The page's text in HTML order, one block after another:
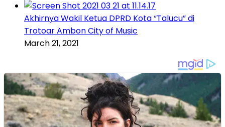
Akhirnya Wakil Ketua DPRD Kota “Talucu” di
Trotoar Ambon City of Music
March 21, 2021